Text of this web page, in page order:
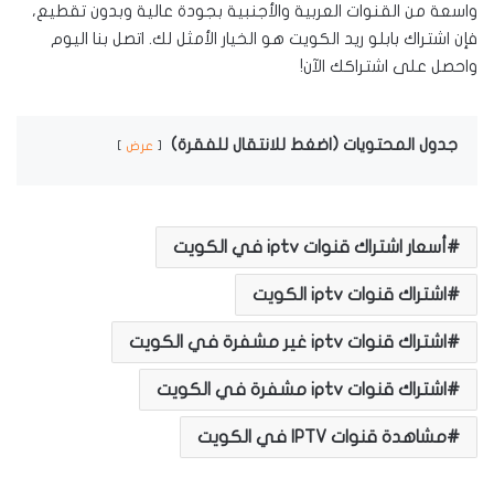
واسعة من القنوات العربية والأجنبية بجودة عالية وبدون تقطيع،
فإن اشتراك بابلو ريد الكويت هو الخيار الأمثل لك. اتصل بنا اليوم
واحصل على اشتراكك الآن!
جدول المحتويات (اضغط للانتقال للفقرة) عرض
أسعار اشتراك قنوات iptv في الكويت
اشتراك قنوات iptv الكويت
اشتراك قنوات iptv غير مشفرة في الكويت
اشتراك قنوات iptv مشفرة في الكويت
مشاهدة قنوات IPTV في الكويت